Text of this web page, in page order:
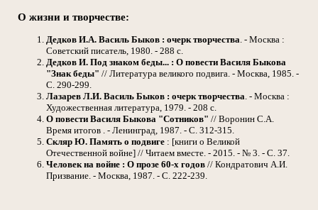
О жизни и творчестве:
Дедков И.А. Василь Быков : очерк творчества . - Москва :
Советский писатель, 1980. - 288 с.
Дедков И. Под знаком беды... : О повести Василя Быкова
"Знак беды" // Литература великого подвига. - Москва, 1985. -
С. 290-299.
Лазарев Л.И. Василь Быков : очерк творчества . - Москва :
Художественная литература, 1979. - 208 с.
О повести Василя Быкова "Сотников" // Воронин С.А.
Время итогов . - Ленинград, 1987. - С. 312-315.
Скляр Ю. Память о подвиге : [книги о Великой
Отечественной войне] // Читаем вместе. - 2015. - № 3. - С. 37.
Человек на войне : О прозе 60-х годов // Кондратович А.И.
Призвание. - Москва, 1987. - С. 222-239.